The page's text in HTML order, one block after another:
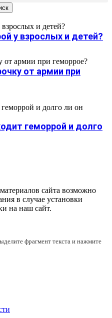
у взрослых и детей?
от армии при
геморрой и долго
сайта возможно
в случае установки
на наш сайт.
фрагмент текста и нажмите